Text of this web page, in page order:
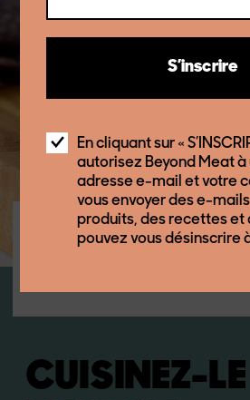
RECETTES EN VEDETTE
CUISINEZ-
S’inscrire
En cliquant sur «
autorisez Beyond Meat
adresse e-mail et votre
vous envoyer des e-
produits, des recettes et
pouvez vous désinscrire